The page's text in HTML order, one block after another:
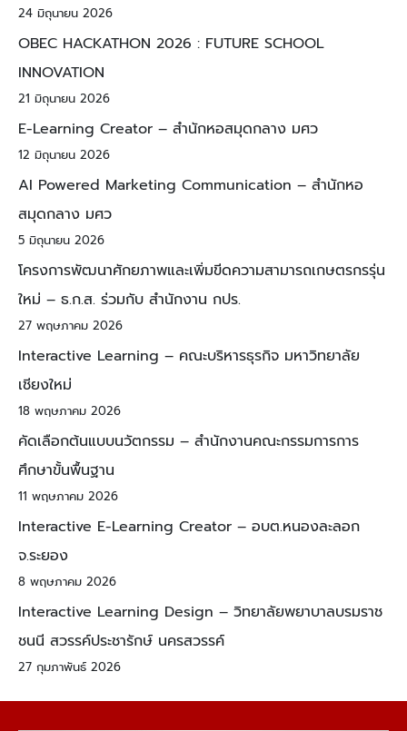
24 มิถุนายน 2026
OBEC HACKATHON 2026 : FUTURE SCHOOL
INNOVATION
21 มิถุนายน 2026
E-Learning Creator – สำนักหอสมุดกลาง มศว
12 มิถุนายน 2026
AI Powered Marketing Communication – สำนักหอ
สมุดกลาง มศว
5 มิถุนายน 2026
โครงการพัฒนาศักยภาพและเพิ่มขีดความสามารถเกษตรกรรุ่น
ใหม่ – ธ.ก.ส. ร่วมกับ สำนักงาน กปร.
27 พฤษภาคม 2026
Interactive Learning – คณะบริหารธุรกิจ มหาวิทยาลัย
เชียงใหม่
18 พฤษภาคม 2026
คัดเลือกต้นแบบนวัตกรรม – สำนักงานคณะกรรมการการ
ศึกษาขั้นพื้นฐาน
11 พฤษภาคม 2026
Interactive E-Learning Creator – อบต.หนองละลอก
จ.ระยอง
8 พฤษภาคม 2026
Interactive Learning Design – วิทยาลัยพยาบาลบรมราช
ชนนี สวรรค์ประชารักษ์ นครสวรรค์
27 กุมภาพันธ์ 2026